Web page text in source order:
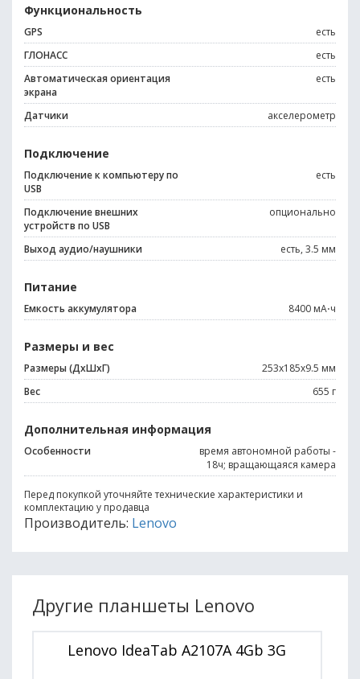
Функциональность
GPS
есть
ГЛОНАСС
есть
Автоматическая ориентация
экрана
есть
Датчики акселерометр
Подключение
Подключение к компьютеру по
USB
есть
Подключение внешних
устройств по USB
опционально
Выход аудио/наушники есть, 3.5 мм
Питание
Емкость аккумулятора 8400 мА⋅ч
Размеры и вес
Размеры (ДхШхГ)
253x185x9.5 мм
Вес
655 г
Дополнительная информация
Особенности
время автономной работы -
18ч; вращающаяся камера
Перед покупкой уточняйте технические характеристики и
комплектацию у продавца
Производитель: Lenovo
Другие планшеты Lenovo
Lenovo IdeaTab A2107A 4Gb 3G